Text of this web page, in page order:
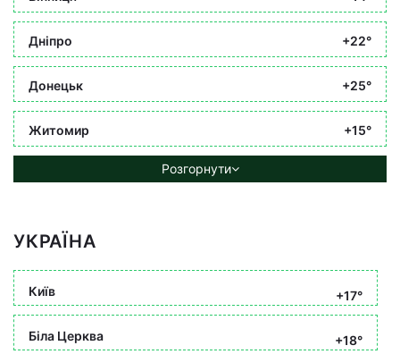
Дніпро +22°
Донецьк +25°
Житомир +15°
Розгорнути
УКРАЇНА
Київ +17°
Біла Церква +18°